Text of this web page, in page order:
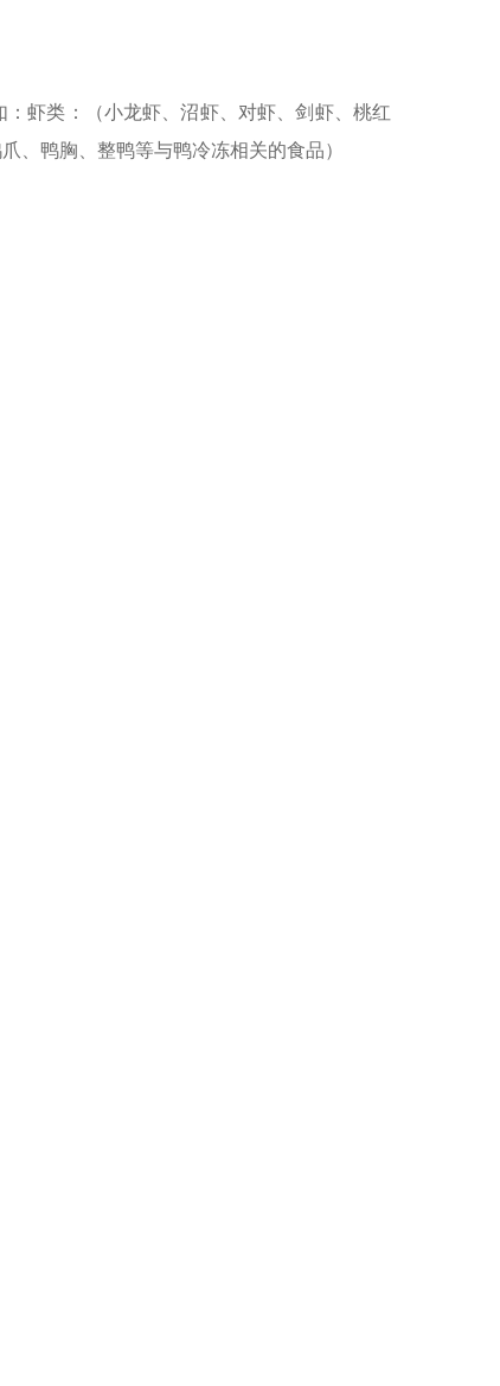
虾类：（小龙虾、沼虾、对虾、剑虾、桃红
、鸭胸、整鸭等与鸭冷冻相关的食品）